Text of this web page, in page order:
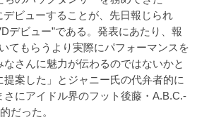
デビューすることが、先日報じられ
デビュー”である。発表にあたり、報
てもらうより実際にパフォーマンスを
なさんに魅力が伝わるのではないかと
案した」とジャニー氏の代弁者的に
にアイドル界のフット後藤・A.B.C.‐
だった。